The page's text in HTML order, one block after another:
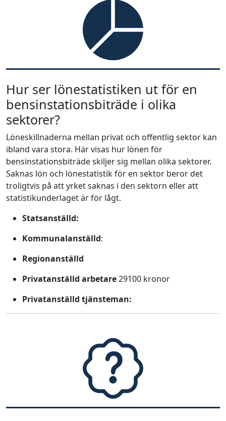
Hur ser lönestatistiken ut för en
bensinstationsbiträde i olika
sektorer?
Löneskillnaderna mellan privat och offentlig sektor kan
ibland vara stora. Här visas hur lönen för
bensinstationsbiträde skiljer sig mellan olika sektorer.
Saknas lön och lönestatistik för en sektor beror det
troligtvis på att yrket saknas i den sektorn eller att
statistikunderlaget är för lågt.
Statsanställd:
Kommunalanställd:
Regionanställd
Privatanställd arbetare29100 kronor
Privatanställd tjänsteman: